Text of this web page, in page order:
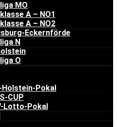
MO
A – NO1
A – NO2
Eckernförde
N
O
Holstein-Pokal
CUP
Lotto-Pokal